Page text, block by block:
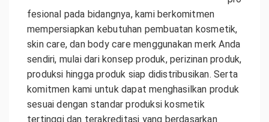
fesional pada bidangnya, kami berkomitmen
mempersiapkan kebutuhan pembuatan kosmetik,
skin care, dan body care menggunakan merk Anda
sendiri, mulai dari konsep produk, perizinan produk,
produksi hingga produk siap didistribusikan. Serta
komitmen kami untuk dapat menghasilkan produk
sesuai dengan standar produksi kosmetik
tertinggi dan terakreditasi yang berdasarkan